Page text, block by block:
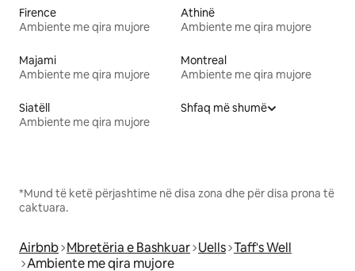
Firence
Ambiente me qira mujore
Athinë
Ambiente me qira mujore
Majami
Ambiente me qira mujore
Montreal
Ambiente me qira mujore
Siatëll
Ambiente me qira mujore
Shfaq më shumë
*Mund të ketë përjashtime në disa zona dhe për disa prona të
caktuara.
Airbnb Mbretëria e Bashkuar Uells Taff's Well
Ambiente me qira mujore